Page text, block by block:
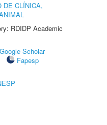
DE CLÍNICA,
RDIDP Academic
Google Scholar
Fapesp